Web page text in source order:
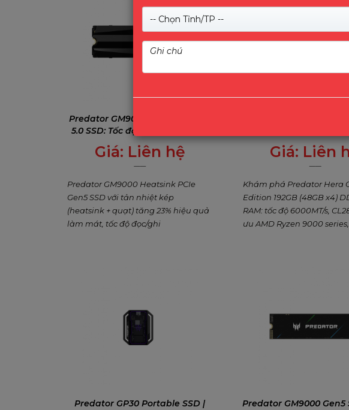
Predator GM9000 Heatsink PCIe
5.0 SSD: Tốc độ 14000 MB/s, Tản
nhiệt kép + Quạt
Giá: Liên hệ
0₫
Predator GM9000 Heatsink PCIe
Gen5 SSD với tản nhiệt kép
(heatsink + quạt) tăng 23% hiệu quả
làm mát, tốc độ đọc/ghi
AMD
Giá: Liên
0₫
Khám phá Predator Hera
Edition 192GB (48GB x4)
RAM: tốc độ 6000MT/s,
ưu AMD Ryzen 9000
Predator GP30 Portable SSD |
Predator GM9000 Gen5
-- Chọn Tỉnh/TP --